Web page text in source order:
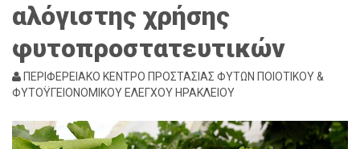
αλόγιστης χρήσης
φυτοπροστατευτικών
ΠΕΡΙΦΕΡΕΙΑΚΟ ΚΕΝΤΡΟ ΠΡΟΣΤΑΣΙΑΣ ΦΥΤΩΝ ΠΟΙΟΤΙΚΟΥ &
ΦΥΤΟΫΓΕΙΟΝΟΜΙΚΟΥ ΕΛΕΓΧΟΥ ΗΡΑΚΛΕΙΟΥ